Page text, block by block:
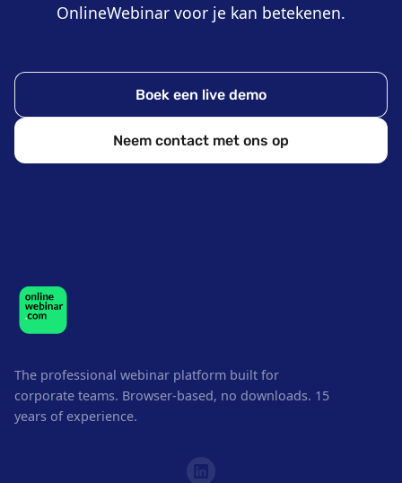
OnlineWebinar voor je kan betekenen.
Boek een live demo
Neem contact met ons op
The professional webinar platform built for
corporate teams. Browser-based, no downloads. 15
years of experience.